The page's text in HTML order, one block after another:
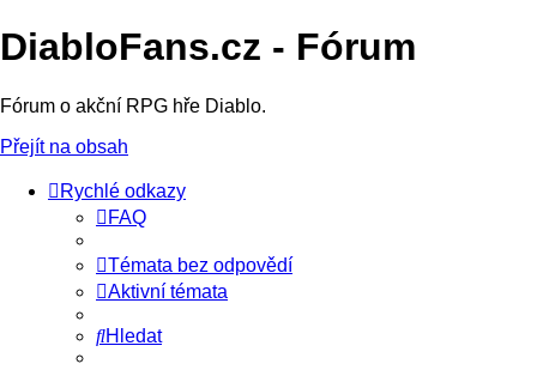
DiabloFans.cz - Fórum
Fórum o akční RPG hře Diablo.
Přejít na obsah
Rychlé odkazy
FAQ
Témata bez odpovědí
Aktivní témata
Hledat